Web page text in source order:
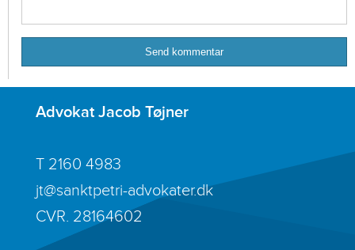
Advokat Jacob Tøjner
T 2160 4983
jt@sanktpetri-advokater.dk
CVR. 28164602